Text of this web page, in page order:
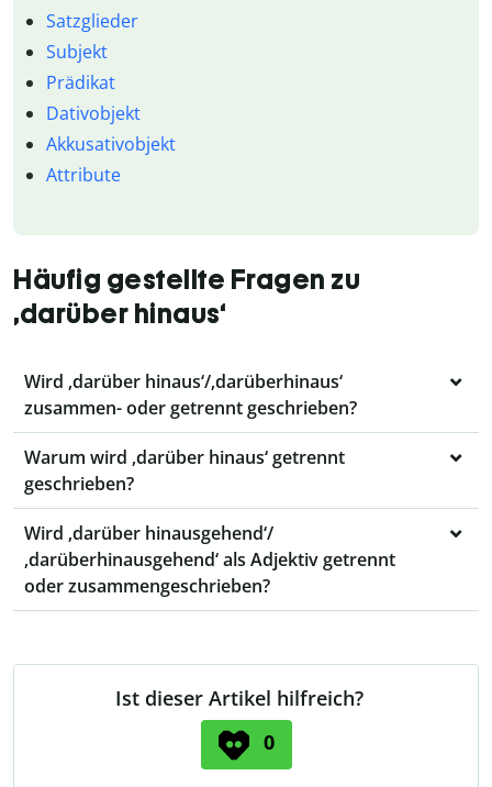
Satzglieder
Subjekt
Prädikat
Dativobjekt
Akkusativobjekt
Attribute
Häufig gestellte Fragen zu
‚darüber hinaus‘
Wird ‚darüber hinaus‘/‚darüberhinaus‘
zusammen- oder getrennt geschrieben?
Warum wird ‚darüber hinaus‘ getrennt
geschrieben?
Wird ‚darüber hinausgehend‘/
‚darüberhinausgehend‘ als Adjektiv getrennt
oder zusammengeschrieben?
Ist dieser Artikel hilfreich?
0